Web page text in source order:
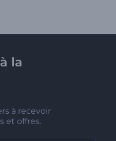
la
à recevoir
et offres.